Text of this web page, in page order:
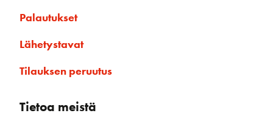
Palautukset
Lähetystavat
Tilauksen peruutus
Tietoa meistä